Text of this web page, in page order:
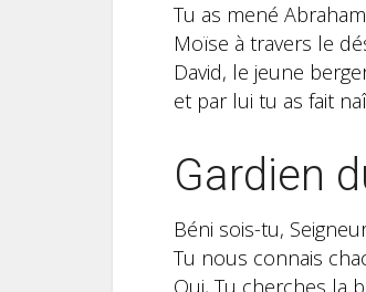
Tu as mené
Moïse à travers le
David, le jeune
et par lui tu as fait
Gardien
Béni sois-tu,
Tu nous connais
Oui, Tu cherches la